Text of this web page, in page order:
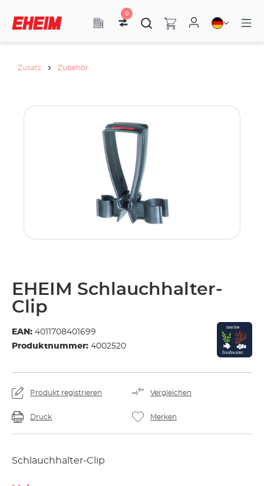
0
Zusatz Zubehör
EHEIM Schlauchhalter-
Clip
EAN: 4011708401699
Produktnummer: 4002520
Produkt registrieren Vergleichen
Druck Merken
Schlauchhalter-Clip